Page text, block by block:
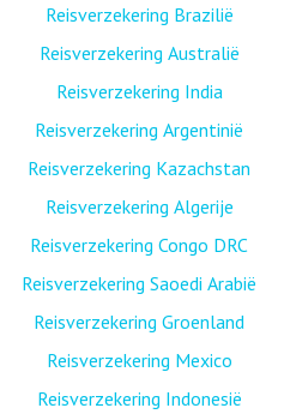
Reisverzekering Brazilië
Reisverzekering Australië
Reisverzekering India
Reisverzekering Argentinië
Reisverzekering Kazachstan
Reisverzekering Algerije
Reisverzekering Congo DRC
Reisverzekering Saoedi Arabië
Reisverzekering Groenland
Reisverzekering Mexico
Reisverzekering Indonesië